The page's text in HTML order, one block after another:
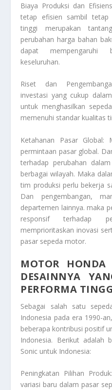
Biaya Produksi dan
tetap efisien sambil tetap
tinggi merupakan
perubahan harga bahan
dapat mempengaruhi
keseluruhan.
Riset dan
investasi yang cukup
untuk menghasilkan
memenuhi standar kualitas
Ketahanan Pasar Global:
permintaan pasar global.
terhadap perubahan
berbagai wilayah. Maka
tim produksi perlu bekerja
Dan pengembangan,
departemen lainnya. maka
responsif terhadap
memprioritaskan inovasi
pasar sepeda motor.
MOTOR HONDA
DESAINNYA
PERFORMA
Sebagai salah satu
Indonesia pada era 1990-
beberapa kontribusi positif
Indonesia. Berikut adalah
Sonic untuk Indonesia:
Peningkatan Pilihan
variasi baru dalam pasar